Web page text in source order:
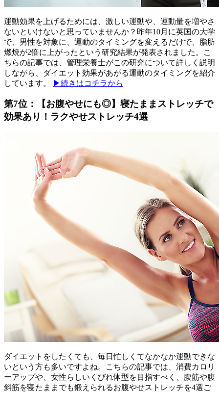
運動効果を上げるためには、激しい運動や、運動量を増やさ
ないといけないと思っていませんか？昨年10月に英国の大学
で、男性を対象に、運動のタイミングを変えるだけで、脂肪
燃焼が2倍に上がったという研究結果が発表されました。こ
ちらの記事では、管理栄養士がこの研究について詳しく説明
しながら、ダイエット効果があがる運動のタイミングを紹介
しています。
▶続きはコチラから
第7位：【お腹やせにも◎】寝たままストレッチで
効果あり！ラクやせストレッチ4選
ダイエットをしたくても、毎日忙しくてなかなか運動できな
いという方も多いですよね。こちらの記事では、消費カロリ
ーアップや、女性らしいくびれ体型を目指すべく、腹筋や腹
斜筋を寝たままでも鍛えられるお腹やせストレッチを4選ご